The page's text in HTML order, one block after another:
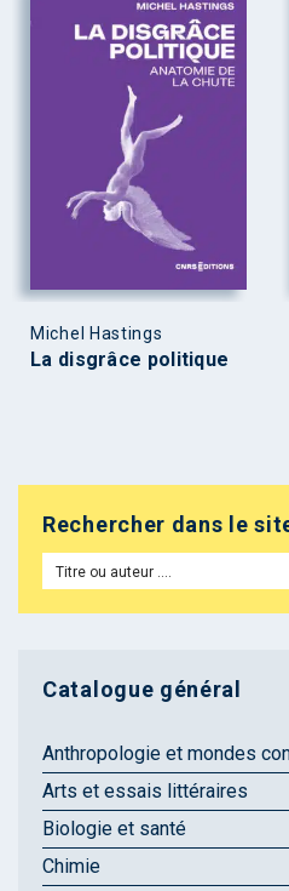
Michel Hastings
La disgrâce politique
Rechercher dans le
Catalogue général
Anthropologie et mondes
Arts et essais littéraires
Biologie et santé
Chimie